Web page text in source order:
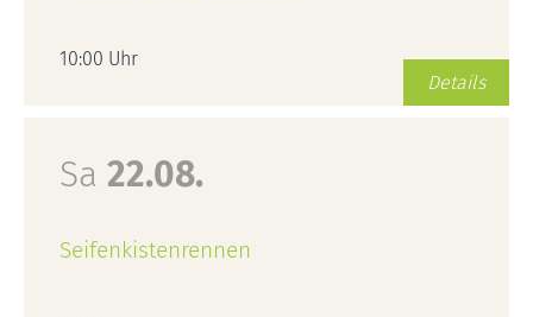
10:00 Uhr
Details
Sa 22.08.
Seifenkistenrennen